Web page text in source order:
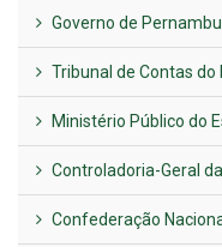
Previous